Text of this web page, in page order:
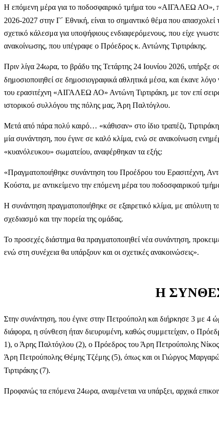
Η επόμενη μέρα για το ποδοσφαιρικό τμήμα του «ΑΙΓΑΛΕΩ ΑΟ»,
2026-2027 στην Γ΄ Εθνική, είναι το σημαντικό θέμα που απασχολεί
σχετικό κάλεσμα για υποψήφιους ενδιαφερόμενους, που είχε
ανακοίνωσης, που υπέγραφε ο Πρόεδρος κ. Αντώνης Τιρτιράκης.
Πριν λίγα 24ωρα, το βράδυ της Τετάρτης 24 Ιουνίου 2026, υπήρξε
δημοσιοποιηθεί σε δημοσιογραφικά αθλητικά μέσα, και έκανε
του ερασιτέχνη «ΑΙΓΑΛΕΩ ΑΟ» Αντώνη Τιρτιράκη, με τον επί
ιστορικού συλλόγου της πόλης μας, Άρη Παλτόγλου.
Μετά από πάρα πολύ καιρό… «κάθισαν» στο ίδιο τραπέζι,
μία συνάντηση, που έγινε σε καλό κλίμα, ενώ σε ανακοίνωση
«κυανόλευκου» σωματείου, αναφέρθηκαν τα εξής:
«Πραγματοποιήθηκε συνάντηση του Προέδρου του Ερασιτέχνη,
Κούστα, με αντικείμενο την επόμενη μέρα του ποδοσφαιρικού
Η συνάντηση πραγματοποιήθηκε σε εξαιρετικό κλίμα, με απόλυτη
σχεδιασμό και την πορεία της ομάδας.
Το προσεχές διάστημα θα πραγματοποιηθεί νέα συνάντηση,
ενώ στη συνέχεια θα υπάρξουν και οι σχετικές ανακοινώσεις».
Η
Στην συνάντηση, που έγινε στην Πετρούπολη και διήρκησε 3 με 4
διάφορα, η σύνθεση ήταν διευρυμένη, καθώς συμμετείχαν, ο
1), ο Άρης Παλτόγλου (2), ο Πρόεδρος του Άρη Πετρούπολης Νίκος
Άρη Πετρούπολης Θέμης Τζέμης (5), όπως και οι Γιώργος
Τιρτιράκης (7).
Προφανώς τα επόμενα 24ωρα, αναμένεται να υπάρξει, αρχικά